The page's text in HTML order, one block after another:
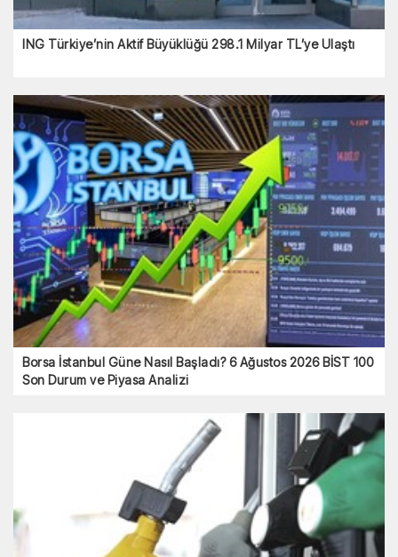
ING Türkiye’nin Aktif Büyüklüğü 298.1 Milyar TL’ye Ulaştı
Borsa İstanbul Güne Nasıl Başladı? 6 Ağustos 2026 BİST 100
Son Durum ve Piyasa Analizi